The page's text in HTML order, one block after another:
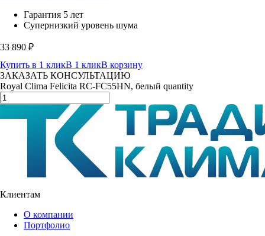
Гарантия 5 лет
Супернизкий уровень шума
33 890 ₽
Купить в 1 кликВ 1 кликВ корзину
ЗАКАЗАТЬ КОНСУЛЬТАЦИЮ
Royal Clima Felicita RC-FC55HN, белый quantity
Клиентам
О компании
Портфолио